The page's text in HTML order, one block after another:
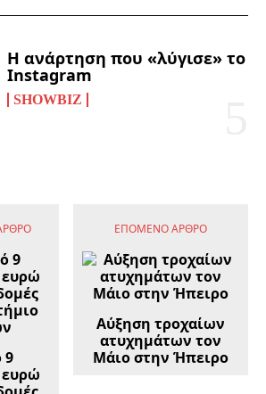
Η ανάρτηση που «λύγισε» το
Instagram
SHOWBIZ
9
ευρώ
ΕΠΌΜΕΝΟ ΆΡΘΡΟ
Αύξηση τροχαίων
ατυχημάτων τον
Μάιο στην Ήπειρο